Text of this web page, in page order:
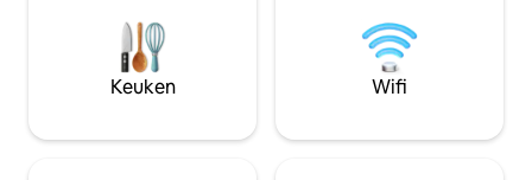
een koffiezetapparaat, terwijl de
badkamer beschikt over een staande
douche en een verwarmde vloer. Deze
hut biedt een unieke mix van historische
slaapkamers
gastenkamer zijn
Bubbelbad en
Keuken Wifi